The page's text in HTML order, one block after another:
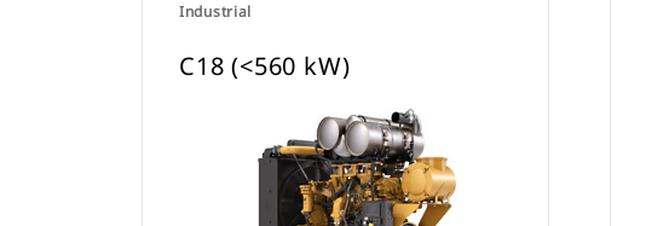
Industrial
C18 (<560 kW)